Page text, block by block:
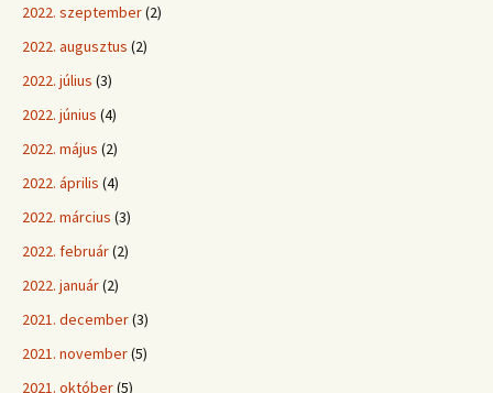
2022. szeptember(2)
2022. augusztus (2)
2022. július (3)
2022. június (4)
2022. május (2)
2022. április (4)
2022. március (3)
2022. február(2)
2022. január(2)
2021. december(3)
2021. november(5)
2021. október(5)